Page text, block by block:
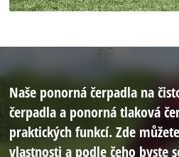
Naše ponorná čerpadla na
čerpadla a ponorná tlaková
praktických funkcí. Zde
vlastnosti a podle čeho byste